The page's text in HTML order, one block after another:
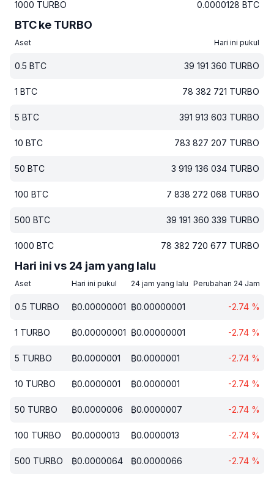
1000 TURBO 0.0000128 BTC
BTC ke TURBO
Aset Hari ini pukul
0.5 BTC 39 191 360 TURBO
1 BTC 78 382 721 TURBO
5 BTC 391 913 603 TURBO
10 BTC 783 827 207 TURBO
50 BTC 3 919 136 034 TURBO
100 BTC 7 838 272 068 TURBO
500 BTC 39 191 360 339 TURBO
1000 BTC 78 382 720 677 TURBO
Hari ini vs 24 jam yang lalu
Aset Hari ini pukul 24 jam yang lalu Perubahan 24 Jam
0.5 TURBO ₿0.00000001 ₿0.00000001 -2.74 %
1 TURBO ₿0.00000001 ₿0.00000001 -2.74 %
5 TURBO ₿0.0000001 ₿0.0000001 -2.74 %
10 TURBO ₿0.0000001 ₿0.0000001 -2.74 %
50 TURBO ₿0.0000006 ₿0.0000007 -2.74 %
100 TURBO ₿0.0000013 ₿0.0000013 -2.74 %
500 TURBO ₿0.0000064 ₿0.0000066 -2.74 %